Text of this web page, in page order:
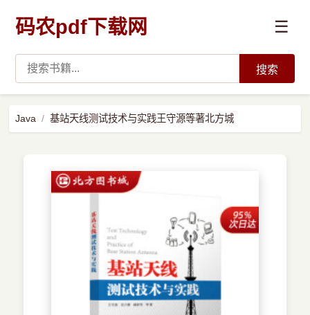
码农pdf下载网 ☰
搜索
Java 基站天线测试技术与实践王守源等著北方城